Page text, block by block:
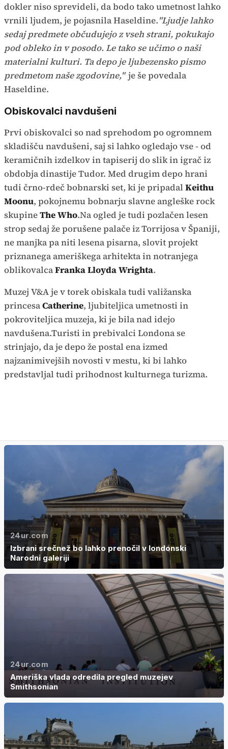
dokler niso sprevideli, da bodo tako umetnost lahko
vrnili ljudem, je pojasnila Haseldine."Ljudje lahko
sedaj predmete občudujejo z vseh strani, pokukajo
pod obleko in v posodo. Le tako se učimo o naši
materialni kulturi. Ta depo je ljubezensko pismo
predmetom naše zgodovine," je še povedala
Haseldine.
Obiskovalci navdušeni
Prvi obiskovalci so nad sprehodom po ogromnem
skladišču navdušeni, saj si lahko ogledajo vse - od
keramičnih izdelkov in tapiserij do slik in igrač iz
obdobja dinastije Tudor. Med drugim depo hrani
tudi črno-rdeč bobnarski set, ki je pripadal Keithu
Moonu, pokojnemu bobnarju slavne angleške rock
skupineThe Who.Na ogled je tudi pozlačen lesen
strop sedaj že porušene palače iz Torrijosa v Španiji,
ne manjka pa niti lesena pisarna, slovit projekt
priznanega ameriškega arhitekta in notranjega
oblikovalcaFranka Lloyda Wrighta.
Muzej V&A je v torek obiskala tudi valižanska
princesaCatherine, ljubiteljica umetnosti in
pokroviteljica muzeja, ki je bila nad idejo
navdušena.Turisti in prebivalci Londona se
strinjajo, da je depo že postal ena izmed
najzanimivejših novosti v mestu, ki bi lahko
predstavljal tudi prihodnost kulturnega turizma.
24ur.com
Izbrani srečnež bo lahko prenočil v londonski
Narodni galeriji
24ur.com
Ameriška vlada odredila pregled muzejev
Smithsonian